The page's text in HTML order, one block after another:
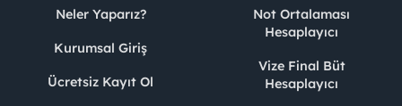
Neler Yaparız?
Kurumsal Giriş
Ücretsiz Kayıt Ol
Not Ortalaması
Hesaplayıcı
Vize Final Büt
Hesaplayıcı